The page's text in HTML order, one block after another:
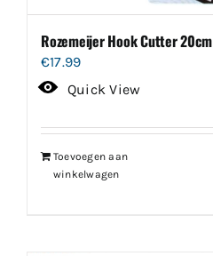
Rozemeijer Hook Cutter 20cm
€17.99
Quick View
Toevoegen aan
winkelwagen